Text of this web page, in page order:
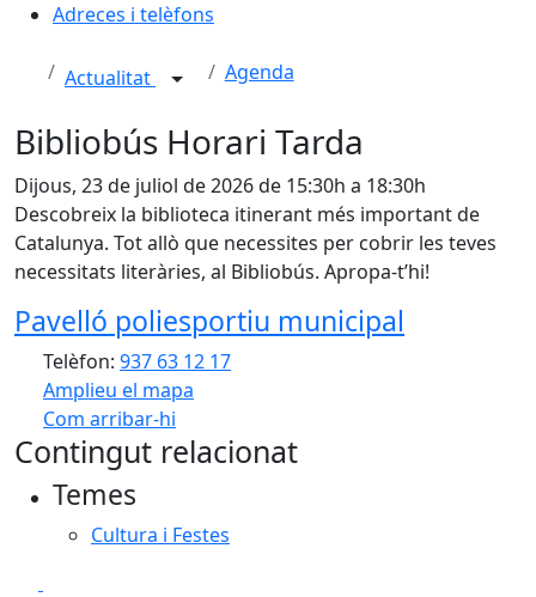
Adreces i telèfons
Actualitat Agenda
Bibliobús Horari Tarda
Dijous, 23 de juliol de 2026 de 15:30h a 18:30h
Descobreix la biblioteca itinerant més important de
Catalunya. Tot allò que necessites per cobrir les teves
necessitats literàries, al Bibliobús. Apropa-t’hi!
Pavelló poliesportiu municipal
Telèfon: 937 63 12 17
Amplieu el mapa
Com arribar-hi
+
Contingut relacionat
Temes
Cultura i Festes